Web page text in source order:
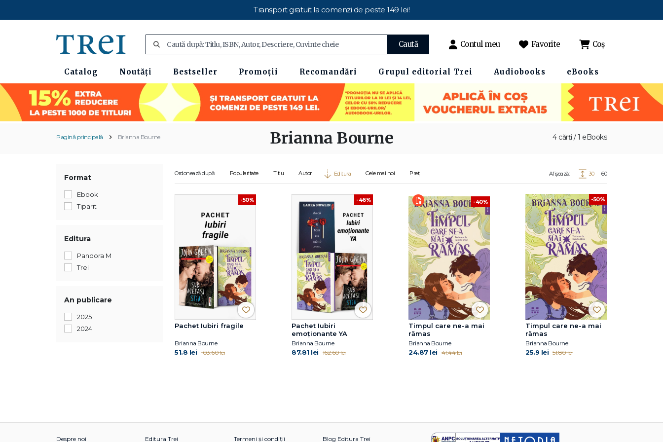
Transport gratuit la comenzi de peste 149 lei!
Caută Contul meu Favorite Coș
Catalog Noutăți Bestseller Promoții Recomandări Grupul editorial Trei Audiobooks eBooks
Pagină principală Brianna Bourne 4 cărți / 1 eBooks
Brianna Bourne
Format
Ebook
Tiparit
Editura
Pandora M
Trei
An publicare
2025
2024
Ordonează după: Popularitate Titlu Autor Editura Cele mai noi Preț Afișează: 30 60
-50%
Pachet Iubiri fragile
Brianna Bourne
51.8 lei 103.60 lei
-46%
Pachet Iubiri
emoționante YA
Brianna Bourne
87.81 lei 162.60 lei
-40%
Timpul care ne-a mai
rămas
Brianna Bourne
24.87 lei 41.44 lei
-50%
Timpul care ne-a mai
rămas
Brianna Bourne
25.9 lei 51.80 lei
Despre noi Editura Trei Termeni și condiții Blog Editura Trei